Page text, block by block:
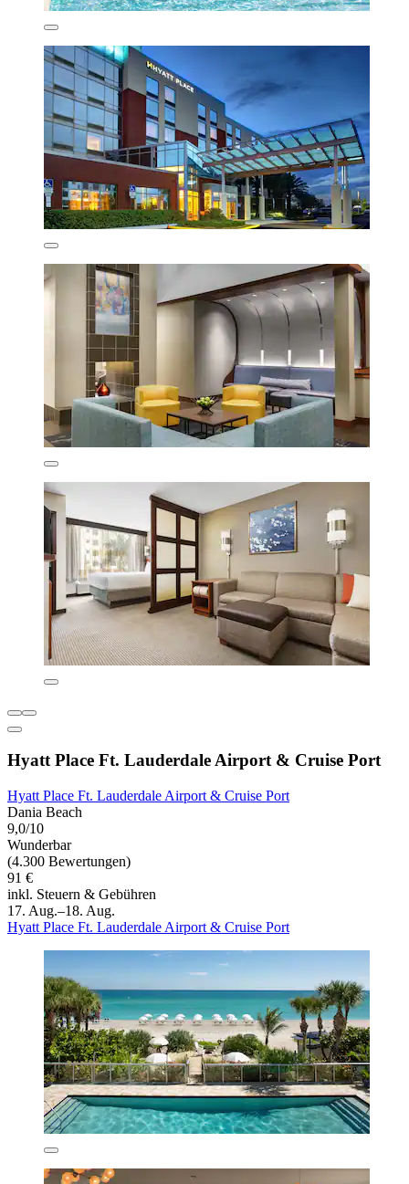
Hyatt Place Ft. Lauderdale Airport & Cruise Port
Hyatt Place Ft. Lauderdale Airport & Cruise Port
Dania Beach
9,0/10
Wunderbar
(4.300 Bewertungen)
91 €
inkl. Steuern & Gebühren
17. Aug.–18. Aug.
Hyatt Place Ft. Lauderdale Airport & Cruise Port